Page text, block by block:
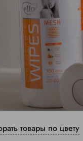
товары по цвету